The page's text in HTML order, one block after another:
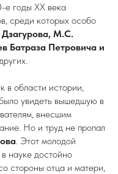
е годы ХХ века
среди которых особо
Дзагурова, М.С.
Батраза Петровича и
в области истории,
увидеть вышедшую в
внесшим
Но и труд не пропал
. Этот молодой
науке достойно
стороны отца и матери,